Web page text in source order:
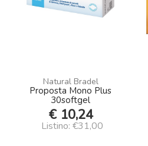
Natural Bradel
Proposta Mono Plus
30softgel
€ 10,24
Listino: €31,00